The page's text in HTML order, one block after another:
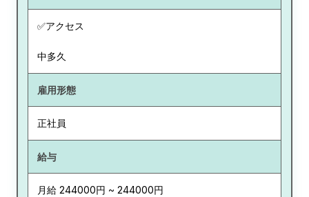
✅アクセス
中多久
雇用形態
正社員
給与
月給 244000円 ~ 244000円